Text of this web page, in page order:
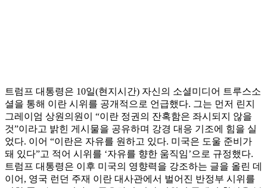
트럼프 대통령은 10일(현지시간) 자신의 소셜미디어 트루스소
셜을 통해 이란 시위를 공개적으로 언급했다. 그는 먼저 린지
그레이엄 상원의원이 “이란 정권의 잔혹함은 좌시되지 않을
것”이라고 밝힌 게시물을 공유하며 강경 대응 기조에 힘을 실
었다. 이어 “이란은 자유를 원하고 있다. 미국은 도울 준비가
돼 있다”고 적어 시위를 ‘자유를 향한 움직임’으로 규정했다.
트럼프 대통령은 이후 미국의 영향력을 강조하는 글을 올린 데
이어, 영국 런던 주재 이란 대사관에서 벌어진 반정부 시위를